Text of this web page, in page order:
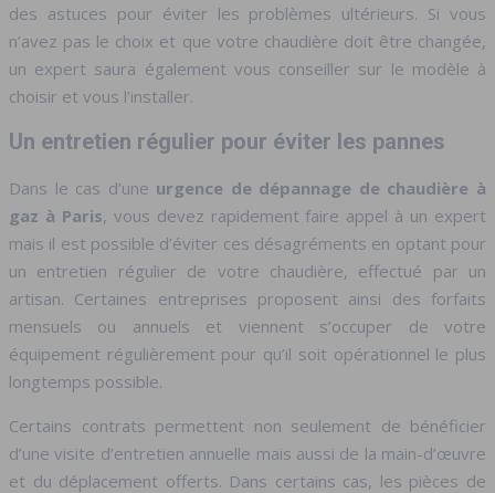
des astuces pour éviter les problèmes ultérieurs. Si vous
n’avez pas le choix et que votre chaudière doit être changée,
un expert saura également vous conseiller sur le modèle à
choisir et vous l’installer.
Un entretien régulier pour éviter les pannes
Dans le cas d’une urgence de dépannage de chaudière à
gaz à Paris, vous devez rapidement faire appel à un expert
mais il est possible d’éviter ces désagréments en optant pour
un entretien régulier de votre chaudière, effectué par un
artisan. Certaines entreprises proposent ainsi des forfaits
mensuels ou annuels et viennent s’occuper de votre
équipement régulièrement pour qu’il soit opérationnel le plus
longtemps possible.
Certains contrats permettent non seulement de bénéficier
d’une visite d’entretien annuelle mais aussi de la main-d’œuvre
et du déplacement offerts. Dans certains cas, les pièces de